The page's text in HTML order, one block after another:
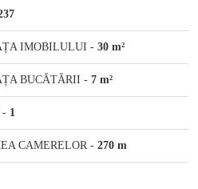
VÂNDUT
IMOBILULUI - 30 m²
BUCĂTĂRII - 7 m²
- 1
CAMERELOR- 270 m